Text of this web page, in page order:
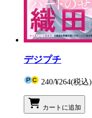
デジプチ
240/¥264(税込)
カートに追加